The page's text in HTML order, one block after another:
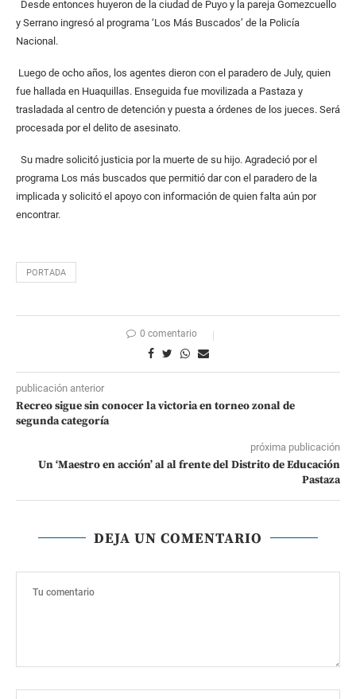
Desde entonces huyeron de la ciudad de Puyo y la pareja Gomezcuello
y Serrano ingresó al programa ‘Los Más Buscados’ de la Policía
Nacional.
Luego de ocho años, los agentes dieron con el paradero de July, quien
fue hallada en Huaquillas. Enseguida fue movilizada a Pastaza y
trasladada al centro de detención y puesta a órdenes de los jueces. Será
procesada por el delito de asesinato.
Su madre solicitó justicia por la muerte de su hijo. Agradeció por el
programa Los más buscados que permitió dar con el paradero de la
implicada y solicitó el apoyo con información de quien falta aún por
encontrar.
PORTADA
0 comentario
publicación anterior
Recreo sigue sin conocer la victoria en torneo zonal de
segunda categoría
próxima publicación
Un ‘Maestro en acción’ al al frente del Distrito de Educación
Pastaza
DEJA UN COMENTARIO